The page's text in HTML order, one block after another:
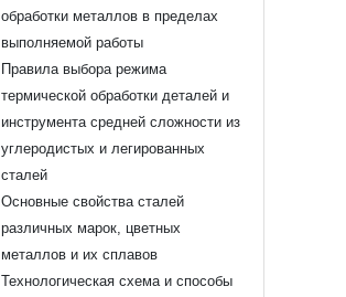
обработки металлов в пределах
выполняемой работы
Правила выбора режима
термической обработки деталей и
инструмента средней сложности из
углеродистых и легированных
сталей
Основные свойства сталей
различных марок, цветных
металлов и их сплавов
Технологическая схема и способы